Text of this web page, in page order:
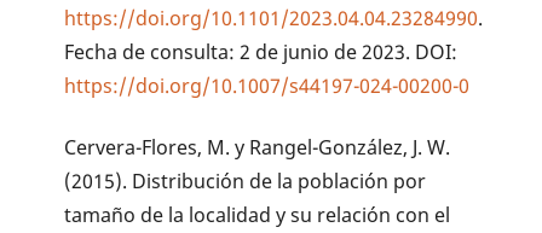
https://doi.org/10.1101/2023.04.04.23284990.
Fecha de consulta: 2 de junio de 2023. DOI:
https://doi.org/10.1007/s44197-024-00200-0
Cervera-Flores, M. y Rangel-González, J. W.
(2015). Distribución de la población por
tamaño de la localidad y su relación con el